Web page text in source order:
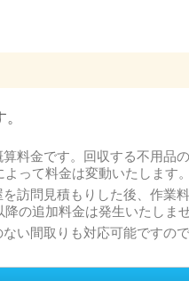
算料金です。回収する不用品
よって料金は変動いたします。
を訪問見積もりした後、作業
降の追加料金は発生いたしませ
い間取りも対応可能ですの